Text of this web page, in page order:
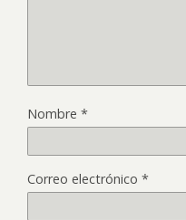
Nombre *
Correo electrónico *